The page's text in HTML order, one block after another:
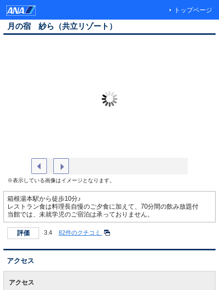
トップページ
月の宿 紗ら（共立リゾート）
※表示している画像はイメージとなります。
箱根湯本駅から徒歩10分♪
レストラン食は料理長自慢のご夕食に加えて、70分間の飲み放題付
当館では、未就学児のご宿泊は承っておりません。
評価 3.4 82件のクチコミ
アクセス
アクセス